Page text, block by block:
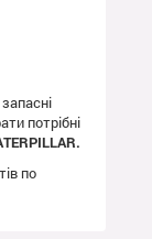
потрібні
по